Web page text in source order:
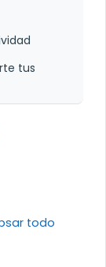
tus
todo